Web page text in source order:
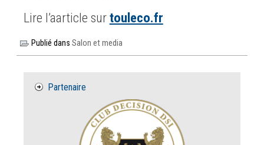
Lire l’aarticle surtouleco.fr
Publié dansSalon et media
Partenaire